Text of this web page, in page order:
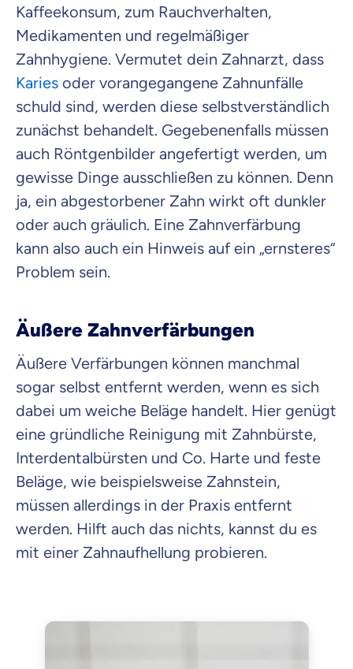
Kaffeekonsum, zum Rauchverhalten,
Medikamenten und regelmäßiger
Zahnhygiene. Vermutet dein Zahnarzt, dass
Karies oder vorangegangene Zahnunfälle
schuld sind, werden diese selbstverständlich
zunächst behandelt. Gegebenenfalls müssen
auch Röntgenbilder angefertigt werden, um
gewisse Dinge ausschließen zu können. Denn
ja, ein abgestorbener Zahn wirkt oft dunkler
oder auch gräulich. Eine Zahnverfärbung
kann also auch ein Hinweis auf ein „ernsteres“
Problem sein.
Äußere Zahnverfärbungen
Äußere Verfärbungen können manchmal
sogar selbst entfernt werden, wenn es sich
dabei um weiche Beläge handelt. Hier genügt
eine gründliche Reinigung mit Zahnbürste,
Interdentalbürsten und Co. Harte und feste
Beläge, wie beispielsweise Zahnstein,
müssen allerdings in der Praxis entfernt
werden. Hilft auch das nichts, kannst du es
mit einer Zahnaufhellung probieren.